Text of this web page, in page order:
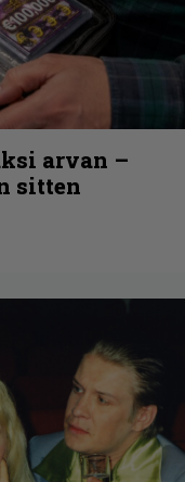
arvan –
sitten